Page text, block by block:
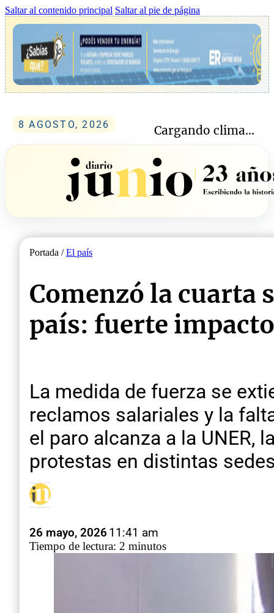
Saltar al contenido principal Saltar al pie de página
8 AGOSTO, 2026 Cargando clima...
Portada /El país
Comenzó la cuarta
país: fuerte
La medida de fuerza se
reclamos salariales y la
el paro alcanza a la UNER,
protestas en distintas
26 mayo, 202611:41 am
Tiempo de lectura: 2 minutos